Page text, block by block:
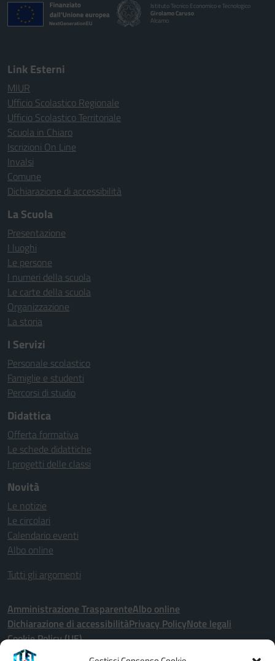
Istituto Tecnico Economico e Tecnologico
Girolamo Caruso
Alcamo
Link Esterni
MIUR
Ufficio Scolastico Regionale
Ufficio Scolastico Territoriale
Scuola in Chiaro
Iscrizioni On Line
Invalsi
Comune
Dichiarazione di accessibilità
La Scuola
Presentazione
I luoghi
Le persone
I numeri della scuola
Le carte della scuola
Organizzazione
La storia
I Servizi
Personale scolastico
Famiglie e studenti
Percorsi di studio
Didattica
Offerta formativa
Le schede didattiche
I progetti delle classi
Novità
Le notizie
Le circolari
Calendario eventi
Albo online
Tutti gli argomenti
Amministrazione TrasparenteAlbo online
Dichiarazione di accessibilitàPrivacy PolicyNote legali
Cookie Policy (UE)